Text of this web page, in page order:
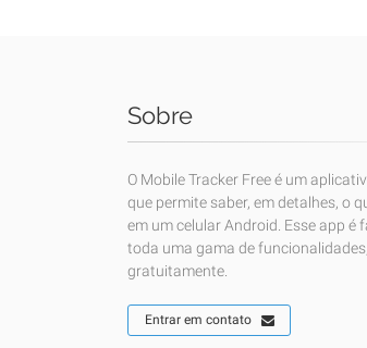
Sobre
O Mobile Tracker Free é um
que permite saber, em detalhes, o
em um celular Android. Esse app é
toda uma gama de
gratuitamente.
Entrar em contato